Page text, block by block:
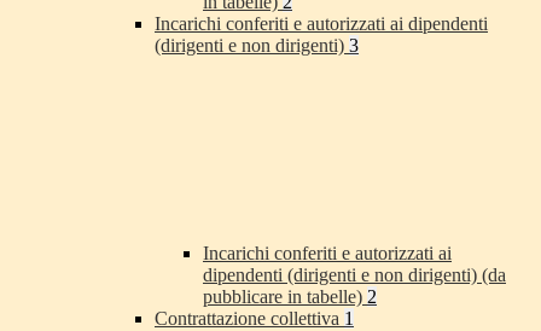
Incarichi conferiti e autorizzati ai dipendenti
(dirigenti e non dirigenti) 3
Incarichi conferiti e autorizzati ai
dipendenti (dirigenti e non dirigenti) (da
pubblicare in tabelle) 2
Contrattazione collettiva 1